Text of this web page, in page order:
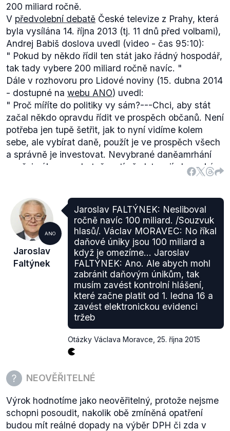
200 miliard ročně.
V předvolební debatě České televize z Prahy, která
byla vysílána 14. října 2013 (tj. 11 dnů před volbami),
Andrej Babiš doslova uvedl (video - čas 95:10):
" Pokud by někdo řídil ten stát jako řádný hospodář,
tak tady vybere 200 miliard ročně navíc. "
Dále v rozhovoru pro Lidové noviny (15. dubna 2014
- dostupné na webu ANO) uvedl:
" Proč míříte do politiky vy sám?---Chci, aby stát
začal někdo opravdu řídit ve prospěch občanů. Není
potřeba jen tupě šetřit, jak to nyní vidíme kolem
sebe, ale vybírat daně, použít je ve prospěch všech
a správně je investovat. Nevybrané daněamrhání
penězi nákupem zbytečností představují obrovský
balík peněz, který nám uniká. Když bude stát
že tu leží na zemi až 200 miliard korun ročně.
Tutéž částku pak uvedl na setkání s voliči v Brně v
září 2013, o tomto setkání informoval server
Idnes.cz.
ANO
Jaroslav
Faltýnek
Jaroslav FALTÝNEK: Nesliboval
ročně navíc 100 miliard. /Souzvuk
hlasů/. Václav MORAVEC: No říkal
daňové úniky jsou 100 miliard a
když je omezíme... Jaroslav
FALTÝNEK: Ano. Ale abych mohl
zabránit daňovým únikům, tak
musím zavést kontrolní hlášení,
které začne platit od 1. ledna 16 a
zavést elektronickou evidenci
tržeb
Otázky Václava Moravce 25. října 2015
NEOVĚŘITELNÉ
Výrok hodnotíme jako neověřitelný, protože nejsme
schopni posoudit, nakolik obě zmíněná opatření
budou mít reálné dopady na výběr DPH či zda v